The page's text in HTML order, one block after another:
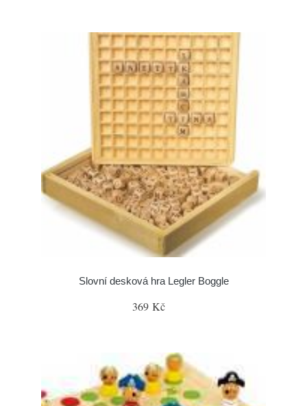
Slovní desková hra Legler Boggle
369 Kč